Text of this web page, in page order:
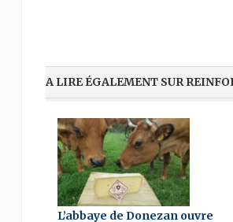
A LIRE ÉGALEMENT SUR
L’abbaye de Donezan ouvre